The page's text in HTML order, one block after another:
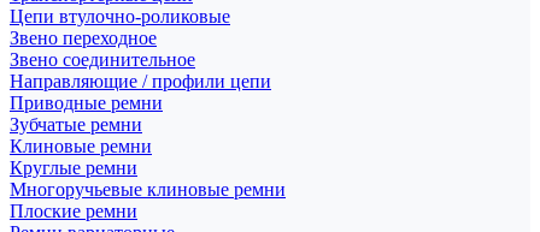
Цепи втулочно-роликовые
Звено переходное
Звено соединительное
Направляющие / профили цепи
Приводные ремни
Зубчатые ремни
Клиновые ремни
Круглые ремни
Многоручьевые клиновые ремни
Плоские ремни